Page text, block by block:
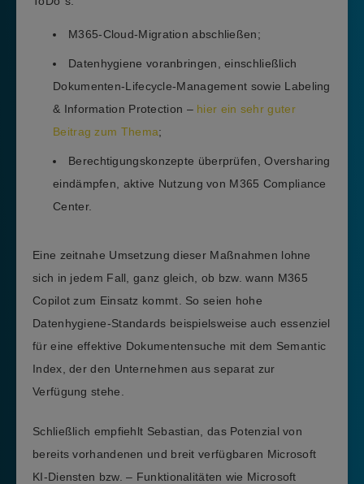
M365-Cloud-Migration abschließen;
Datenhygiene voranbringen, einschließlich
Dokumenten-Lifecycle-Management sowie Labeling
& Information Protection – hier ein sehr guter
Beitrag zum Thema;
Berechtigungskonzepte überprüfen, Oversharing
eindämpfen, aktive Nutzung von M365 Compliance
Center.
Eine zeitnahe Umsetzung dieser Maßnahmen lohne
sich in jedem Fall, ganz gleich, ob bzw. wann M365
Copilot zum Einsatz kommt. So seien hohe
Datenhygiene-Standards beispielsweise auch essenziel
für eine effektive Dokumentensuche mit dem Semantic
Index, der den Unternehmen aus separat zur
Verfügung stehe.
Schließlich empfiehlt Sebastian, das Potenzial von
bereits vorhandenen und breit verfügbaren Microsoft
KI-Diensten bzw. – Funktionalitäten wie Microsoft